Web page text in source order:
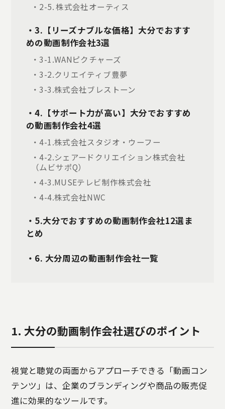
・2-5. 株式会社オーティス
・3.【リーズナブルな価格】大分でおすす
めの動画制作会社3選
・3-1.WANピクチャーズ
・3-2.クリエイティブ豊夢
・3-3.株式会社ブレストーン
・4.【サポート力が高い】大分でおすすめ
の動画制作会社4選
・4-1.株式会社スタジオ・ウーフー
・4-2.シェアードクリエイション株式会社
（ムビサポQ）
・4-3.MUSEテレビ制作株式会社
・4-4.株式会社NWC
・5.大分でおすすめの動画制作会社12選ま
とめ
・6. 大分周辺の動画制作会社一覧
1. 大分の動画制作会社選びのポイント
視覚と聴覚の両面からアプローチできる「動画コン
テンツ」は、企業のブランディングや商品の販売促
進に効果的なツールです。